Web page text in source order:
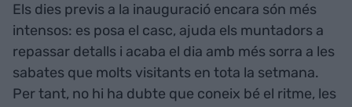
Els dies previs a la inauguració encara són més
intensos: es posa el casc, ajuda els muntadors a
repassar detalls i acaba el dia amb més sorra a les
sabates que molts visitants en tota la setmana.
Per tant, no hi ha dubte que coneix bé el ritme, les